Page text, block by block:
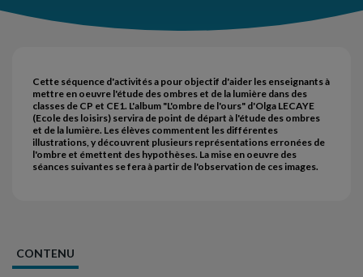
Cette séquence d'activités a pour objectif d'aider les enseignants à
mettre en oeuvre l'étude des ombres et de la lumière dans des
classes de CP et CE1. L'album "L'ombre de l'ours" d'Olga LECAYE
(Ecole des loisirs) servira de point de départ à l'étude des ombres
et de la lumière. Les élèves commentent les différentes
illustrations, y découvrent plusieurs représentations erronées de
l'ombre et émettent des hypothèses. La mise en oeuvre des
séances suivantes se fera à partir de l'observation de ces images.
CONTENU